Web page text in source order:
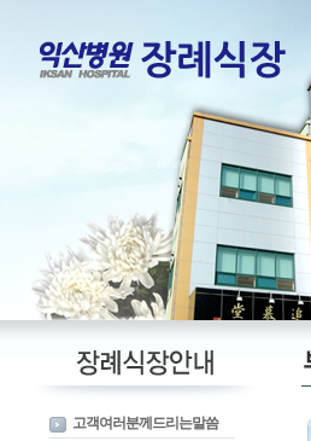
고객여러분께드리는말씀